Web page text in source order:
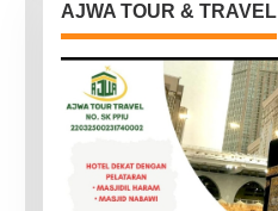
AJWA TOUR & TRAVEL